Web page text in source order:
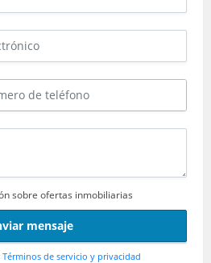
sobre ofertas inmobiliarias
mensaje
Términos de servicio y privacidad